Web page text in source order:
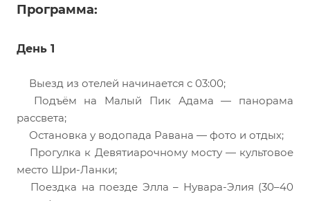
Программа:
День 1
Выезд из отелей начинается с 03:00;
Подъём на Малый Пик Адама — панорама
рассвета;
Остановка у водопада Равана — фото и отдых;
Прогулка к Девятиарочному мосту — культовое
место Шри-Ланки;
Поездка на поезде Элла – Нувара-Элия (30–40